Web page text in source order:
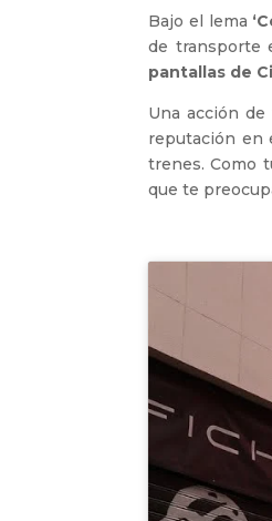
Bajo el lema
de transporte
pantallas de
Una acción
reputación en
trenes. Como
que te